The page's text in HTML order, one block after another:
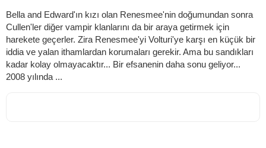
Bella and Edward'ın kızı olan Renesmee'nin doğumundan sonra
Cullen'ler diğer vampir klanlarını da bir araya getirmek için
harekete geçerler. Zira Renesmee'yi Volturi'ye karşı en küçük bir
iddia ve yalan ithamlardan korumaları gerekir. Ama bu sandıkları
kadar kolay olmayacaktır... Bir efsanenin daha sonu geliyor...
2008 yılında ...